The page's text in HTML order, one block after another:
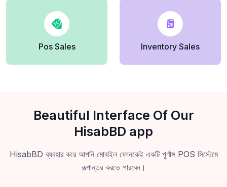
Pos Sales Inventory Sales
Beautiful Interface Of Our
HisabBD app
HisabBD ব্যবহার করে আপনি মোবাইল ফোনকেই একটি পূর্ণাঙ্গ POS সিস্টেমে
রূপান্তর করতে পারবেন।